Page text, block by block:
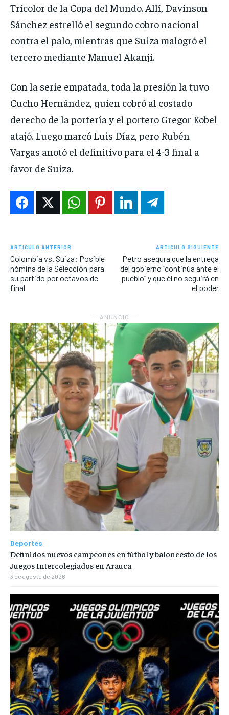
Tricolor de la Copa del Mundo. Allí, Davinson
Sánchez estrelló el segundo cobro nacional
contra el palo, mientras que Suiza malogró el
tercero mediante Manuel Akanji.
Con la serie empatada, toda la presión la tuvo
Cucho Hernández, quien cobró al costado
derecho de la portería y el portero Gregor Kobel
atajó. Luego marcó Luis Díaz, pero Rubén
Vargas anotó el definitivo para el 4-3 final a
favor de Suiza.
ARTÍCULO ANTERIOR
Colombia vs. Suiza: Posible
nómina de la Selección para
su partido por octavos de
final
ARTÍCULO SIGUIENTE
Petro asegura que la entrega
del gobierno “continúa ante el
pueblo” y que él no seguirá en
el poder
― ANUNCIO ―
Deportes
Definidos nuevos campeones en fútbol y baloncesto de los
Juegos Intercolegiados en Arauca
3 de agosto de 2026